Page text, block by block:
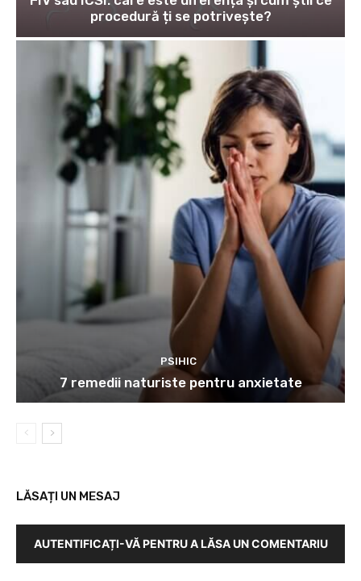
procedură ți se potrivește?
PSIHIC
7 remedii naturiste pentru anxietate
LĂSAȚI UN MESAJ
AUTENTIFICAȚI-VĂ PENTRU A LĂSA UN COMENTARIU